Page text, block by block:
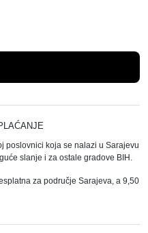
poslovnici koja se nalazi u Sarajevu
slanje i za ostale gradove BIH.
za područje Sarajeva, a 9,50